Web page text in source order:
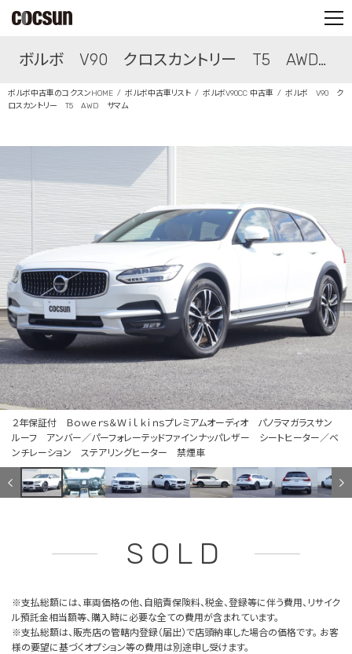
CONTACT
ボルボ V90 クロスカントリー T5 AWD
ボルボ中古車のコクスンHOME ボルボ中古車リスト ボルボV90CC 中古車
ボルボ V90 ク
ロスカントリー T5 AWD サマム
２年保証付 Ｂｏｗｅｒｓ＆Ｗｉｌｋｉｎｓプレミアムオーディオ パノラマガラスサン
ルーフ アンバー／パーフォレーテッドファインナッパレザー シートヒーター／ベ
ンチレーション ステアリングヒーター 禁煙車
SOLD
※支払総額には、車両価格の他、自賠責保険料、税金、登録等に伴う費用、リサイク
ル預託金相当額等、購入時に必要な全ての費用が含まれています。
※支払総額は、販売店の管轄内登録（届出）で店頭納車した場合の価格です。 お客
様の要望に基づくオプション等の費用は別途申し受けます。